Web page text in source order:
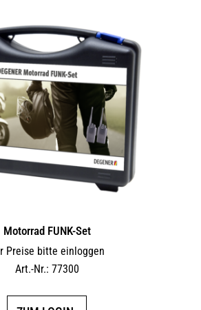
Motorrad FUNK-Set
Preise bitte einloggen
Art.-Nr.: 77300